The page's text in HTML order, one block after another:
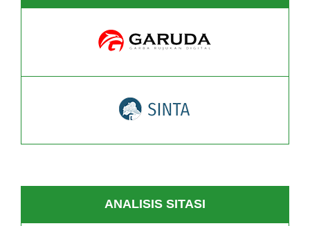
ANALISIS SITASI